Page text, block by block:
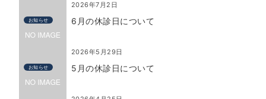
2026年7月2日
お知らせ 6月の休診日について
2026年5月29日
お知らせ 5月の休診日について